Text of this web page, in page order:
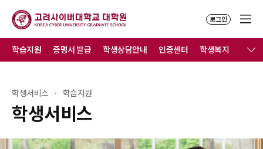
로그인
학생서비스
학생서비스 학습지원
학습지원 증명서 발급 학생상담안내 인증센터 학생복지 학자